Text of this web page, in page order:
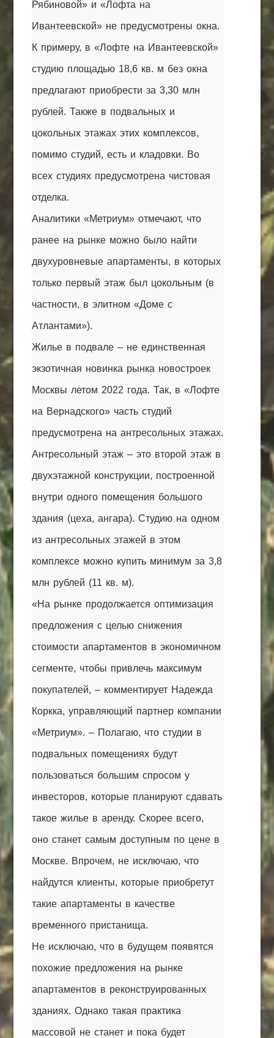
Рябиновой» и «Лофта на
Ивантеевской» не предусмотрены окна.
К примеру, в «Лофте на Ивантеевской»
студию площадью 18,6 кв. м без окна
предлагают приобрести за 3,30 млн
рублей. Также в подвальных и
цокольных этажах этих комплексов,
помимо студий, есть и кладовки. Во
всех студиях предусмотрена чистовая
отделка.
Аналитики «Метриум» отмечают, что
ранее на рынке можно было найти
двухуровневые апартаменты, в которых
только первый этаж был цокольным (в
частности, в элитном «Доме с
Атлантами»).
Жилье в подвале – не единственная
экзотичная новинка рынка новостроек
Москвы летом 2022 года. Так, в «Лофте
на Вернадского» часть студий
предусмотрена на антресольных этажах.
Антресольный этаж – это второй этаж в
двухэтажной конструкции, построенной
внутри одного помещения большого
здания (цеха, ангара). Студию на одном
из антресольных этажей в этом
комплексе можно купить минимум за 3,8
млн рублей (11 кв. м).
«На рынке продолжается оптимизация
предложения с целью снижения
стоимости апартаментов в экономичном
сегменте, чтобы привлечь максимум
покупателей, – комментирует Надежда
Коркка, управляющий партнер компании
«Метриум». – Полагаю, что студии в
подвальных помещениях будут
пользоваться большим спросом у
инвесторов, которые планируют сдавать
такое жилье в аренду. Скорее всего,
оно станет самым доступным по цене в
Москве. Впрочем, не исключаю, что
найдутся клиенты, которые приобретут
такие апартаменты в качестве
временного пристанища.
Не исключаю, что в будущем появятся
похожие предложения на рынке
апартаментов в реконструированных
зданиях. Однако такая практика
массовой не станет и пока будет